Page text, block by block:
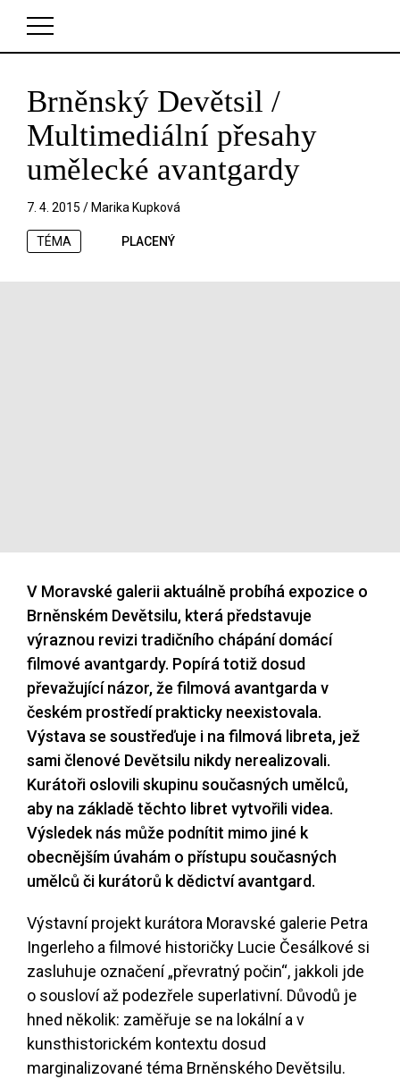
V košíku zatím nemáte žádné položky.
Brněnský Devětsil /
Multimediální přesahy
umělecké avantgardy
7. 4. 2015 / Marika Kupková
TÉMA PLACENÝ
V Moravské galerii aktuálně probíhá expozice o
Brněnském Devětsilu, která představuje
výraznou revizi tradičního chápání domácí
filmové avantgardy. Popírá totiž dosud
převažující názor, že filmová avantgarda v
českém prostředí prakticky neexistovala.
Výstava se soustřeďuje i na filmová libreta, jež
sami členové Devětsilu nikdy nerealizovali.
Kurátoři oslovili skupinu současných umělců,
aby na základě těchto libret vytvořili videa.
Výsledek nás může podnítit mimo jiné k
obecnějším úvahám o přístupu současných
umělců či kurátorů k dědictví avantgard.
Výstavní projekt kurátora Moravské galerie Petra
Ingerleho a filmové historičky Lucie Česálkové si
zasluhuje označení „převratný počin“, jakkoli jde
o sousloví až podezřele superlativní. Důvodů je
hned několik: zaměřuje se na lokální a v
kunsthistorickém kontextu dosud
marginalizované téma Brněnského Devětsilu.